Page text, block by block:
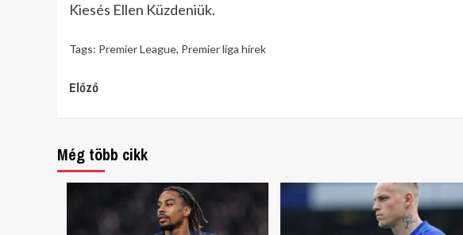
Kiesés Ellen Küzdeniük.
Tags: Premier League, Premier liga hírek
Continue
Előző
Még több cikk